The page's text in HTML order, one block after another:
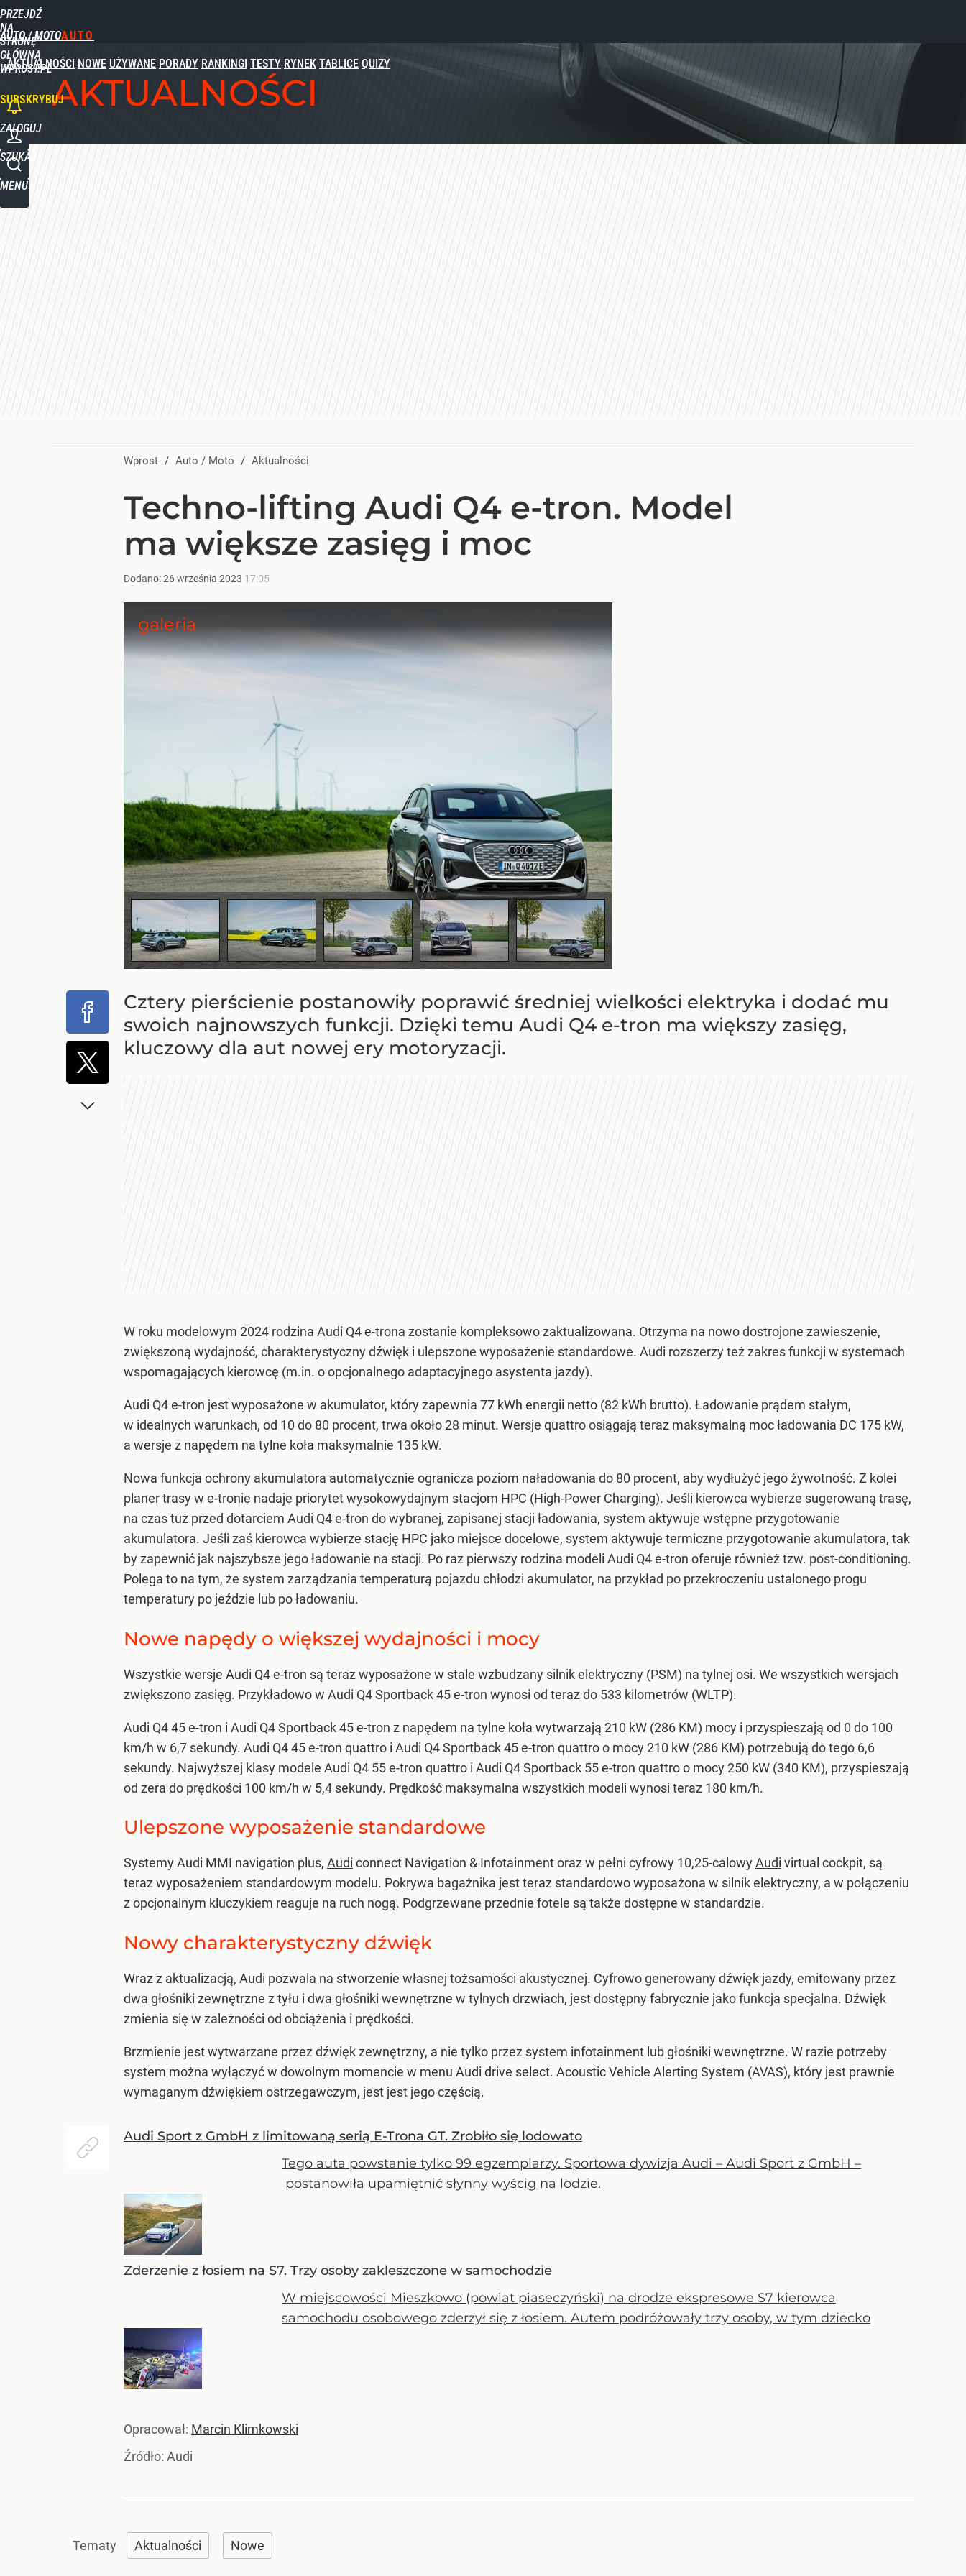
PRZEJDŹ
NA
STRONĘ
GŁÓWNĄ
WPROST.PL
AUTO / MOTO
AKTUALNOŚCI NOWE UŻYWANE PORADY RANKINGI TESTY RYNEK TABLICE QUIZY
SUBSKRYBUJ
ZALOGUJ
SZUKAJ
MENU
AKTUALNOŚCI
Wprost / Auto / Moto / Aktualności
Techno-lifting Audi Q4 e-tron. Model
ma większe zasięg i moc
Dodano:26września 2023 17:05
Cztery pierścienie postanowiły poprawić średniej wielkości elektryka i dodać mu
swoich najnowszych funkcji. Dzięki temu Audi Q4 e-tron ma większy zasięg,
kluczowy dla aut nowej ery motoryzacji.
W roku modelowym 2024 rodzina Audi Q4 e-trona zostanie kompleksowo zaktualizowana. Otrzyma na nowo dostrojone zawieszenie,
zwiększoną wydajność, charakterystyczny dźwięk i ulepszone wyposażenie standardowe. Audi rozszerzy też zakres funkcji w systemach
wspomagających kierowcę (m.in. o opcjonalnego adaptacyjnego asystenta jazdy).
Audi Q4 e-tron jest wyposażone w akumulator, który zapewnia 77 kWh energii netto (82 kWh brutto). Ładowanie prądem stałym,
w idealnych warunkach, od 10 do 80 procent, trwa około 28 minut. Wersje quattro osiągają teraz maksymalną moc ładowania DC 175 kW,
a wersje z napędem na tylne koła maksymalnie 135 kW.
Nowa funkcja ochrony akumulatora automatycznie ogranicza poziom naładowania do 80 procent, aby wydłużyć jego żywotność. Z kolei
planer trasy w e-tronie nadaje priorytet wysokowydajnym stacjom HPC (High-Power Charging). Jeśli kierowca wybierze sugerowaną trasę,
na czas tuż przed dotarciem Audi Q4 e-tron do wybranej, zapisanej stacji ładowania, system aktywuje wstępne przygotowanie
akumulatora. Jeśli zaś kierowca wybierze stację HPC jako miejsce docelowe, system aktywuje termiczne przygotowanie akumulatora, tak
by zapewnić jak najszybsze jego ładowanie na stacji. Po raz pierwszy rodzina modeli Audi Q4 e-tron oferuje również tzw. post-conditioning.
Polega to na tym, że system zarządzania temperaturą pojazdu chłodzi akumulator, na przykład po przekroczeniu ustalonego progu
temperatury po jeździe lub po ładowaniu.
Nowe napędy o większej wydajności i mocy
Wszystkie wersje Audi Q4 e-tron są teraz wyposażone w stale wzbudzany silnik elektryczny (PSM) na tylnej osi. We wszystkich wersjach
zwiększono zasięg. Przykładowo w Audi Q4 Sportback 45 e-tron wynosi od teraz do 533 kilometrów (WLTP).
Audi Q4 45 e-tron i Audi Q4 Sportback 45 e-tron z napędem na tylne koła wytwarzają 210 kW (286 KM) mocy i przyspieszają od 0 do 100
km/h w 6,7 sekundy. Audi Q4 45 e-tron quattro i Audi Q4 Sportback 45 e-tron quattro o mocy 210 kW (286 KM) potrzebują do tego 6,6
sekundy. Najwyższej klasy modele Audi Q4 55 e-tron quattro i Audi Q4 Sportback 55 e-tron quattro o mocy 250 kW (340 KM), przyspieszają
od zera do prędkości 100 km/h w 5,4 sekundy. Prędkość maksymalna wszystkich modeli wynosi teraz 180 km/h.
Ulepszone wyposażenie standardowe
Systemy Audi MMI navigation plus, Audi connect Navigation & Infotainment oraz w pełni cyfrowy 10,25-calowyAudi virtual cockpit, są
teraz wyposażeniem standardowym modelu. Pokrywa bagażnika jest teraz standardowo wyposażona w silnik elektryczny, a w połączeniu
z opcjonalnym kluczykiem reaguje na ruch nogą. Podgrzewane przednie fotele są także dostępne w standardzie.
Nowy charakterystyczny dźwięk
Wraz z aktualizacją, Audi pozwala na stworzenie własnej tożsamości akustycznej. Cyfrowo generowany dźwięk jazdy, emitowany przez
dwa głośniki zewnętrzne z tyłu i dwa głośniki wewnętrzne w tylnych drzwiach, jest dostępny fabrycznie jako funkcja specjalna. Dźwięk
zmienia się w zależności od obciążenia i prędkości.
Brzmienie jest wytwarzane przez dźwięk zewnętrzny, a nie tylko przez system infotainment lub głośniki wewnętrzne. W razie potrzeby
system można wyłączyć w dowolnym momencie w menu Audi drive select. Acoustic Vehicle Alerting System (AVAS), który jest prawnie
wymaganym dźwiękiem ostrzegawczym, jest jest jego częścią.
Audi Sport z GmbH z limitowaną serią E-Trona GT. Zrobiło się lodowato
Tego auta powstanie tylko 99 egzemplarzy. Sportowa dywizja Audi – Audi Sport z GmbH –
postanowiła upamiętnić słynny wyścig na lodzie.
Zderzenie z łosiem na S7. Trzy osoby zakleszczone w samochodzie
W miejscowości Mieszkowo (powiat piaseczyński) na drodze ekspresowe S7 kierowca
samochodu osobowego zderzył się z łosiem. Autem podróżowały trzy osoby, w tym dziecko
Opracował: Marcin Klimkowski
Źródło: Audi
Aktualności Nowe